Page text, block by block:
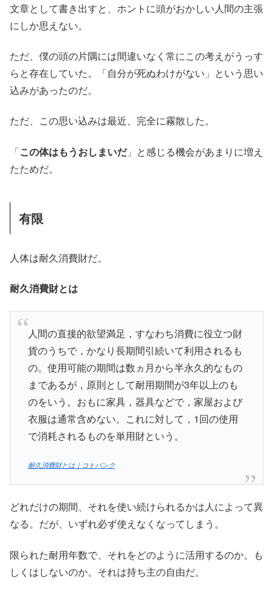
文章として書き出すと、ホントに頭がおかしい人間の主張
にしか思えない。
ただ、僕の頭の片隅には間違いなく常にこの考えがうっす
らと存在していた。「自分が死ぬわけがない」という思い
込みがあったのだ。
ただ、この思い込みは最近、完全に霧散した。
「この体はもうおしまいだ」と感じる機会があまりに増え
たためだ。
有限
人体は耐久消費財だ。
耐久消費財とは
人間の直接的欲望満足，すなわち消費に役立つ財
貨のうちで，かなり長期間引続いて利用されるも
の。使用可能の期間は数ヵ月から半永久的なもの
まであるが，原則として耐用期間が3年以上のも
のをいう。おもに家具，器具などで，家屋および
衣服は通常含めない。これに対して，1回の使用
で消耗されるものを単用財という。
耐久消費財とは｜コトバンク
どれだけの期間、それを使い続けられるかは人によって異
なる。だが、いずれ必ず使えなくなってしまう。
限られた耐用年数で、それをどのように活用するのか。も
しくはしないのか。それは持ち主の自由だ。